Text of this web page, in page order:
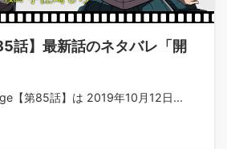
話】最新話のネタバレ「開
【第85話】は 2019年10月12日...